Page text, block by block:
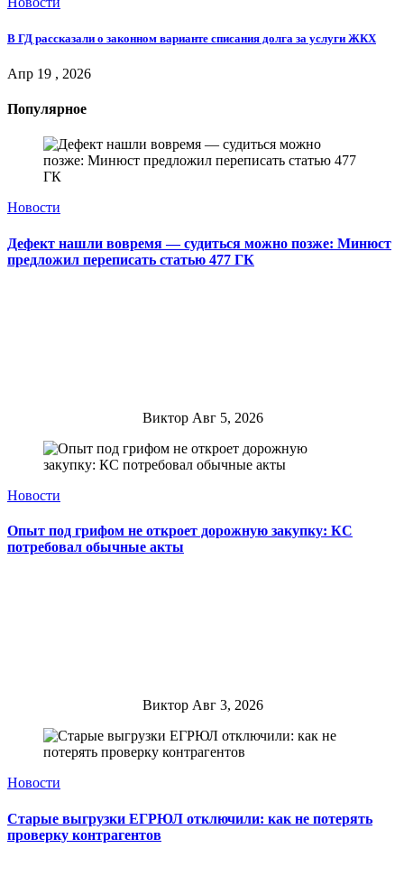
В ГД рассказали о законном варианте списания долга за услуги ЖКХ
Апр 19 , 2026
Популярное
Новости
Дефект нашли вовремя — судиться можно позже: Минюст
предложил переписать статью 477 ГК
Виктор Авг 5, 2026
Новости
Опыт под грифом не откроет дорожную закупку: КС
потребовал обычные акты
Виктор Авг 3, 2026
Новости
Старые выгрузки ЕГРЮЛ отключили: как не потерять
проверку контрагентов